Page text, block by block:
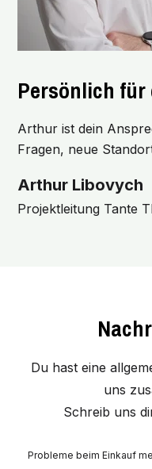
Persönlich für
Arthur ist dein
Fragen, neue
Arthur Libovych
Projektleitung Tante
Du hast eine
uns
Schreib uns
Probleme beim Einkauf